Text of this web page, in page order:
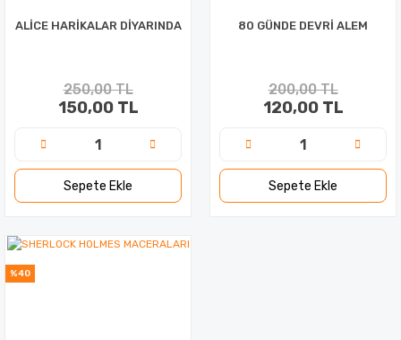
ALİCE HARİKALAR DİYARINDA
250,00 TL
150,00 TL
Sepete Ekle
80 GÜNDE DEVRİ ALEM
200,00 TL
120,00 TL
Sepete Ekle
%40